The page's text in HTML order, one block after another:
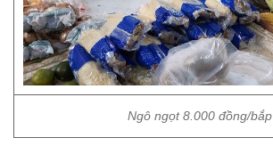
Ngô ngọt 8.000 đồng/bắp